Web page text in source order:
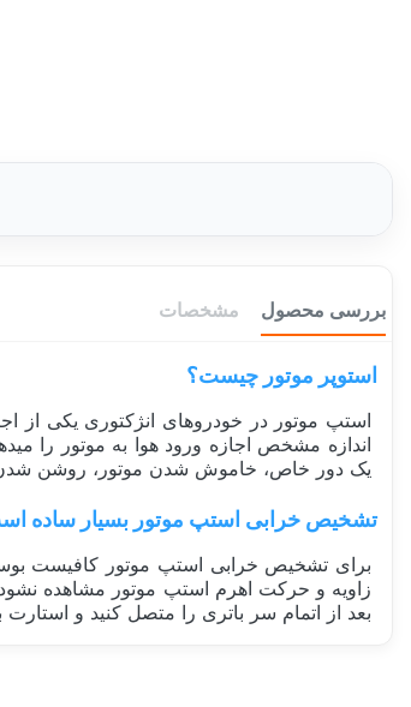
بررسی محصول مشخصات
استوپر موتور چیست؟
استپ موتور در خودروهای انژکتوری یکی از
اندازه مشخص اجازه ورود هوا به موتور را
یک دور خاص، خاموش شدن موتور، روشن شدن
تشخیص خرابی استپ موتور بسیار ساده
برای تشخیص خرابی استپ موتور کافیست
زاویه و حرکت اهرم استپ موتور مشاهده
بعد از اتمام سر باتری را متصل کنید و